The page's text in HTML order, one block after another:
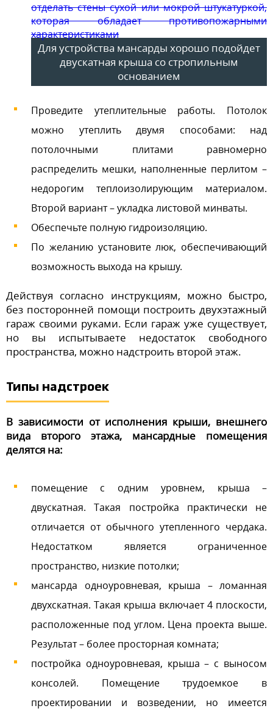
Для устройства мансарды хорошо подойдет
двускатная крыша со стропильным
основанием
Проведите утеплительные работы. Потолок
можно утеплить двумя способами: над
потолочными плитами равномерно
распределить мешки, наполненные перлитом –
недорогим теплоизолирующим материалом.
Второй вариант – укладка листовой минваты.
Обеспечьте полную гидроизоляцию.
По желанию установите люк, обеспечивающий
возможность выхода на крышу.
Действуя согласно инструкциям, можно быстро,
без посторонней помощи построить двухэтажный
гараж своими руками. Если гараж уже существует,
но вы испытываете недостаток свободного
пространства, можно надстроить второй этаж.
Типы надстроек
В зависимости от исполнения крыши, внешнего
вида второго этажа, мансардные помещения
делятся на:
помещение с одним уровнем, крыша –
двускатная. Такая постройка практически не
отличается от обычного утепленного чердака.
Недостатком является ограниченное
пространство, низкие потолки;
мансарда одноуровневая, крыша – ломанная
двухскатная. Такая крыша включает 4 плоскости,
расположенные под углом. Цена проекта выше.
Результат – более просторная комната;
постройка одноуровневая, крыша – с выносом
консолей. Помещение трудоемкое в
проектировании и возведении, но имеется